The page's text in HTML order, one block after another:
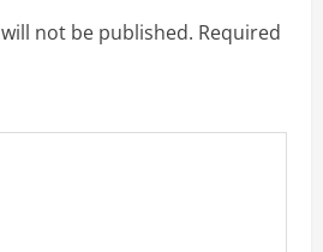
not be published. Required